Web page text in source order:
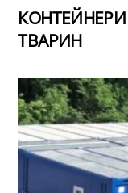
ТВАРИН